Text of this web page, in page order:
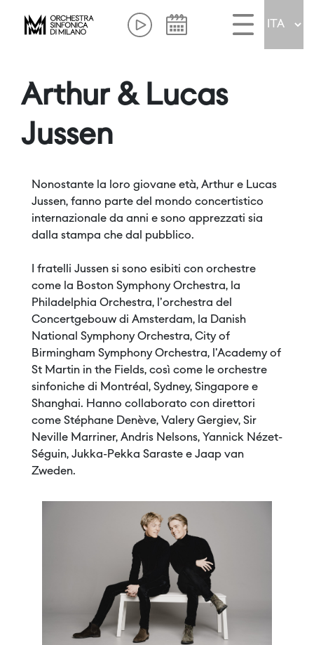
Arthur & Lucas
Jussen
Nonostante la loro giovane età, Arthur e Lucas
Jussen, fanno parte del mondo concertistico
internazionale da anni e sono apprezzati sia
dalla stampa che dal pubblico.
I fratelli Jussen si sono esibiti con orchestre
come la Boston Symphony Orchestra, la
Philadelphia Orchestra, l'orchestra del
Concertgebouw di Amsterdam, la Danish
National Symphony Orchestra, City of
Birmingham Symphony Orchestra, l'Academy of
St Martin in the Fields, così come le orchestre
sinfoniche di Montréal, Sydney, Singapore e
Shanghai. Hanno collaborato con direttori
come Stéphane Denève, Valery Gergiev, Sir
Neville Marriner, Andris Nelsons, Yannick Nézet-
Séguin, Jukka-Pekka Saraste e Jaap van
Zweden.